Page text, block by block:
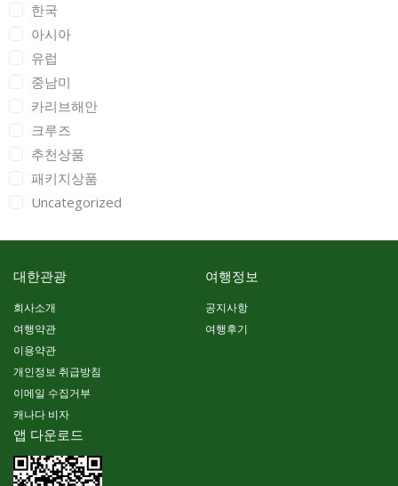
한국
아시아
유럽
중남미
카리브해안
크루즈
추천상품
패키지상품
Uncategorized
대한관광
회사소개
여행약관
이용약관
개인정보 취급방침
이메일 수집거부
캐나다 비자
여행정보
공지사항
여행후기
앱 다운로드